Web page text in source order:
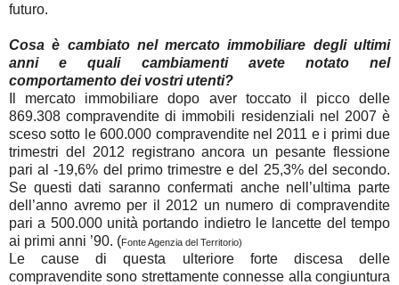
futuro.
Cosa è cambiato nel mercato immobiliare degli ultimi
anni e quali cambiamenti avete notato nel
comportamento dei vostri utenti?
Il mercato immobiliare dopo aver toccato il picco delle
869.308 compravendite di immobili residenziali nel 2007 è
sceso sotto le 600.000 compravendite nel 2011 e i primi due
trimestri del 2012 registrano ancora un pesante flessione
pari al -19,6% del primo trimestre e del 25,3% del secondo.
Se questi dati saranno confermati anche nell’ultima parte
dell’anno avremo per il 2012 un numero di compravendite
pari a 500.000 unità portando indietro le lancette del tempo
ai primi anni ’90. (Fonte Agenzia del Territorio)
Le cause di questa ulteriore forte discesa delle
compravendite sono strettamente connesse alla congiuntura